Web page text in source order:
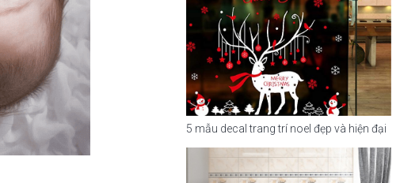
5 mẫu decal trang trí noel đẹp và hiện đại